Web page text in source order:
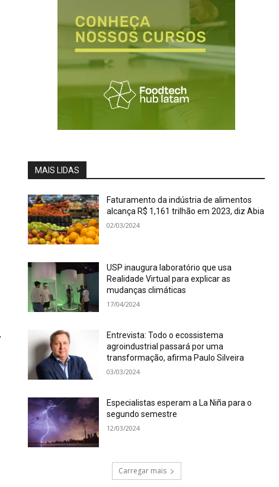
MAIS LIDAS
Faturamento da indústria de alimentos
alcança R$ 1,161 trilhão em 2023, diz Abia
02/03/2024
USP inaugura laboratório que usa
Realidade Virtual para explicar as
mudanças climáticas
17/04/2024
Entrevista: Todo o ecossistema
agroindustrial passará por uma
transformação, afirma Paulo Silveira
03/03/2024
Especialistas esperam a La Niña para o
segundo semestre
12/03/2024
Carregar mais